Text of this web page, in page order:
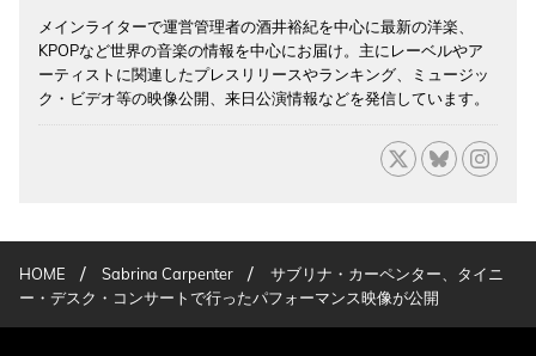
メインライターで運営管理者の酒井裕紀を中心に最新の洋楽、
KPOPなど世界の音楽の情報を中心にお届け。主にレーベルやア
ーティストに関連したプレスリリースやランキング、ミュージッ
ク・ビデオ等の映像公開、来日公演情報などを発信しています。
HOME / Sabrina Carpenter /
サブリナ・カーペンター、タイニ
ー・デスク・コンサートで行ったパフォーマンス映像が公開